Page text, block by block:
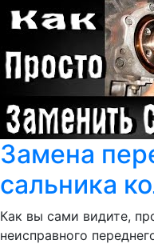
Замена
сальника
Как вы сами видите,
неисправного